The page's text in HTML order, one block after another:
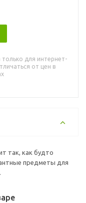
только для интернет-
от цен в
так, как будто
предметы для